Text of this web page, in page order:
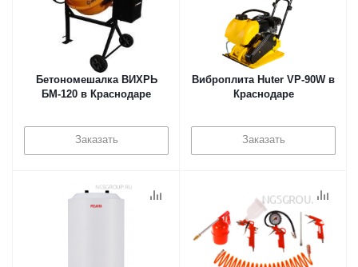
Бетономешалка ВИХРЬ
БМ-120 в Краснодаре
Заказать
Виброплита Huter VP-90W в
Краснодаре
Заказать